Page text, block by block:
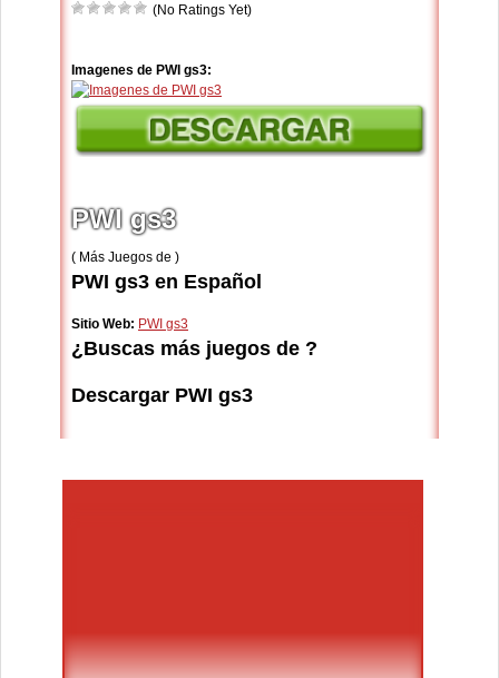
(No Ratings Yet)
Imagenes de PWI gs3:
PWI gs3
( Más Juegos de )
PWI gs3 en Español
Sitio Web: PWI gs3
¿Buscas más juegos de ?
Descargar PWI gs3